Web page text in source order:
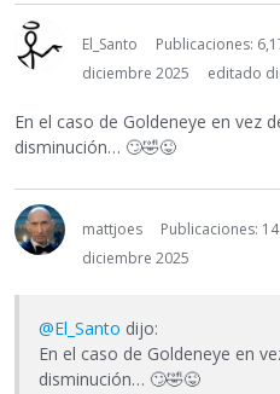
El_Santo
Publicaciones:
diciembre 2025
editado
En el caso de Goldeneye en vez
disminución… 🙄🤣😜
mattjoes
Publicaciones: 14
diciembre 2025
@El_Santo dijo:
En el caso de Goldeneye en
disminución… 🙄🤣😜